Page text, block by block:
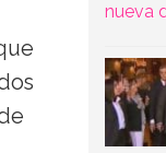
nueva